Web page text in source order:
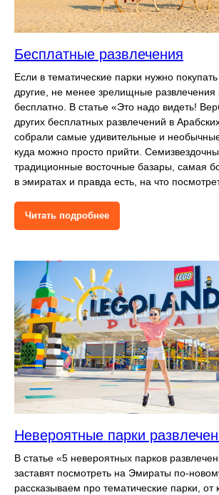
Бесплатные развлечения
Если в тематические парки нужно
другие, не менее зрелищные развлечения
бесплатно. В статье «Это надо видеть!
других бесплатных развлечений в
собрали самые удивительные и
куда можно просто прийти.
традиционные восточные базары, самая
в эмиратах и правда есть, на что
Читать подробнее
Невероятные парки
В статье «5 невероятных парков
заставят посмотреть на Эмираты по-
рассказываем про тематические парки, от